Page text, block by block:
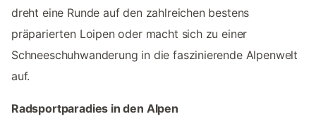
dreht eine Runde auf den zahlreichen bestens
präparierten Loipen oder macht sich zu einer
Schneeschuhwanderung in die faszinierende Alpenwelt
auf.
Radsportparadies in den Alpen